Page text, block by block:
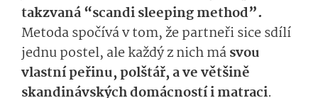
takzvaná “scandi sleeping method”.
Metoda spočívá v tom, že partneři sice sdílí
jednu postel, ale každý z nich másvou
vlastní peřinu, polštář, a ve většině
skandinávských domácností i matraci.